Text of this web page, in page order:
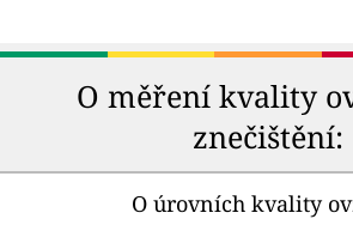
O měření kvality
znečištění:
O úrovních kvality